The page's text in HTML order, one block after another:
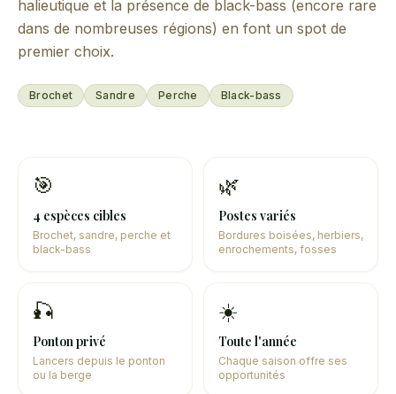
halieutique et la présence de black-bass (encore rare
dans de nombreuses régions) en font un spot de
premier choix.
Brochet Sandre Perche Black-bass
🎯
4 espèces cibles
Brochet, sandre, perche et
black-bass
🌿
Postes variés
Bordures boisées, herbiers,
enrochements, fosses
🎣
Ponton privé
Lancers depuis le ponton
ou la berge
☀️
Toute l'année
Chaque saison offre ses
opportunités